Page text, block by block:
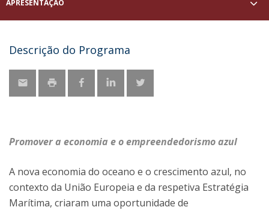
APRESENTAÇÃO
Descrição do Programa
Promover a economia e o empreendedorismo azul
A nova economia do oceano e o crescimento azul, no
contexto da União Europeia e da respetiva Estratégia
Marítima, criaram uma oportunidade de